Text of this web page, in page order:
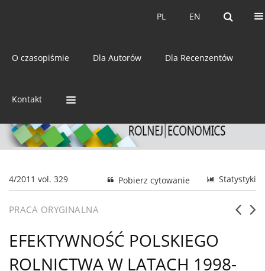
EN
PL EN
PL
O czasopiśmie Dla Autorów Dla Recenzentów
Kontakt
ISSN: 0044-1600
4/2011 vol. 329 Statystyki
Pobierz cytowanie
PRACA ORYGINALNA
EFEKTYWNOŚĆ POLSKIEGO
ROLNICTWA W LATACH 1998-